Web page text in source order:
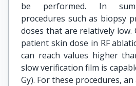
be performed. In
procedures such as biopsy
doses that are relatively low.
patient skin dose in RF
can reach values higher
slow verification film is
Gy). For these procedures,